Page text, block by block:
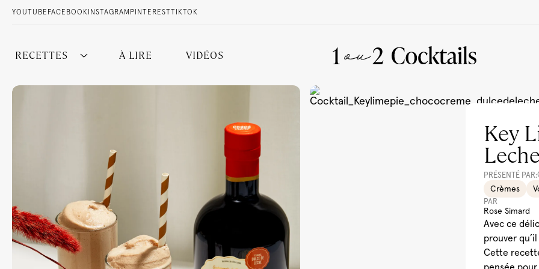
YOUTUBE FACEBOOK INSTAGRAM PINTEREST TIKTOK
RECETTES
Sans Alcool
À LIRE VIDÉOS
Key
Leche
PRÉSENTÉ PAR:
Crèmes
PAR
Rose Simard
Avec ce
prouver
Cette